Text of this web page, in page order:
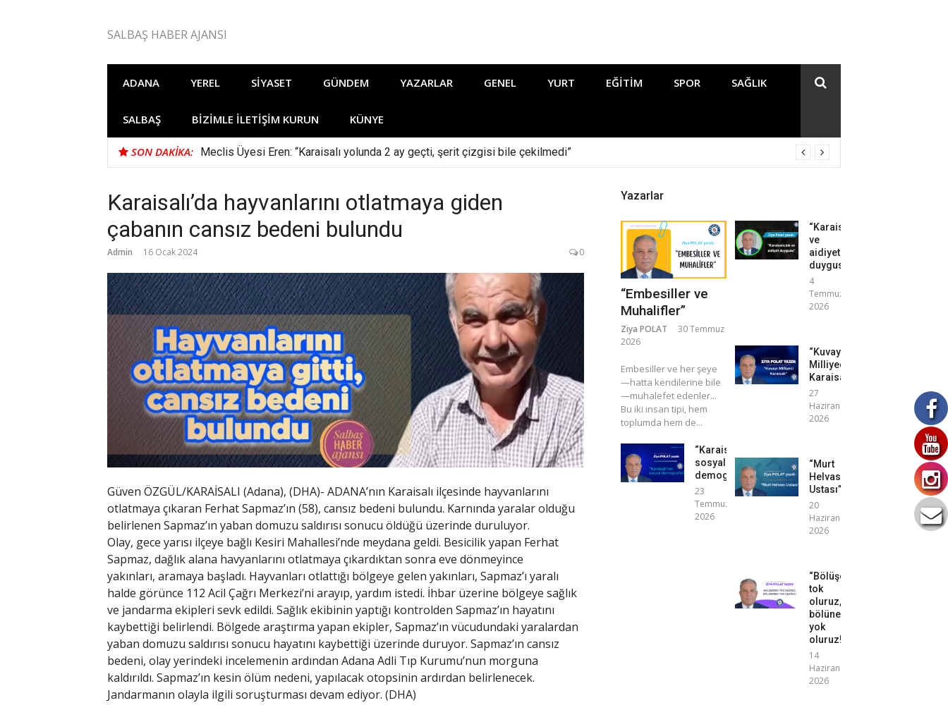
SALBAŞ HABER AJANSI
ADANA YEREL SIYASET GÜNDEM YAZARLAR GENEL YURT EĞITIM SPOR SAĞLIK
SALBAŞ BIZIMLE İLETIŞIM KURUN KÜNYE
SON DAKIKA: Meclis Üyesi Eren: “Karaisalı yolunda 2 ay geçti, şerit çizgisi bile çekilmedi”
Karaisalı’da hayvanlarını otlatmaya giden
çabanın cansız bedeni bulundu
Admin 16 Ocak 2024 0
Güven ÖZGÜL/KARAİSALI (Adana), (DHA)- ADANA’nın Karaisalı ilçesinde hayvanlarını
otlatmaya çıkaran Ferhat Sapmaz’ın (58), cansız bedeni bulundu. Karnında yaralar olduğu
belirlenen Sapmaz’ın yaban domuzu saldırısı sonucu öldüğü üzerinde duruluyor.
Olay, gece yarısı ilçeye bağlı Kesiri Mahallesi’nde meydana geldi. Besicilik yapan Ferhat
Sapmaz, dağlık alana havyanlarını otlatmaya çıkardıktan sonra eve dönmeyince
yakınları, aramaya başladı. Hayvanları otlattığı bölgeye gelen yakınları, Sapmaz’ı yaralı
halde görünce 112 Acil Çağrı Merkezi’ni arayıp, yardım istedi. İhbar üzerine bölgeye sağlık
ve jandarma ekipleri sevk edildi. Sağlık ekibinin yaptığı kontrolden Sapmaz’ın hayatını
kaybettiği belirlendi. Bölgede araştırma yapan ekipler, Sapmaz’ın vücudundaki yaralardan
yaban domuzu saldırısı sonucu hayatını kaybettiği üzerinde duruyor. Sapmaz’ın cansız
bedeni, olay yerindeki incelemenin ardından Adana Adli Tıp Kurumu’nun morguna
kaldırıldı. Sapmaz’ın kesin ölüm nedeni, yapılacak otopsinin ardırdan belirlenecek.
Jandarmanın olayla ilgili soruşturması devam ediyor. (DHA)
Yazarlar
“Embesiller ve
Muhalifler”
Ziya POLAT
30 Temmuz
2026
​Embesiller ve her şeye
—hatta kendilerine bile
—muhalefet edenler...
Bu iki insan tipi, hem
toplumda hem de...
“Karaisalı’nın
sosyal
demografisi”
23
Temmuz
2026
“Karaisalıcılık
ve
aidiyet
duygusu”
4
Temmuz
2026
“Kuvayı
Milliyeci
Karaisalı”
27
Haziran
2026
“Murt
Helvası
Ustası”
20
Haziran
2026
“Bölüşerek
tok
oluruz,
bölünerek
yok
oluruz!”
14
Haziran
2026